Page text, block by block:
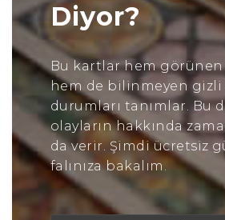
Diyor?
Bu kartlar hem
hem de bilinmeyen gizli
durumları tanımlar. Bu
olayların hakkında
da verir. Şimdi ücretsiz
falınıza bakalım.